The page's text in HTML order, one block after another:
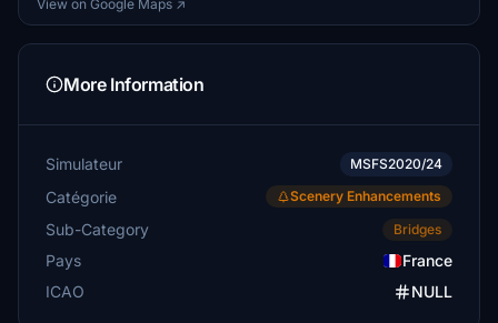
View on Google Maps ↗
More Information
Simulateur MSFS2020/24
Catégorie Scenery Enhancements
Sub-Category Bridges
Pays
France
ICAO
NULL